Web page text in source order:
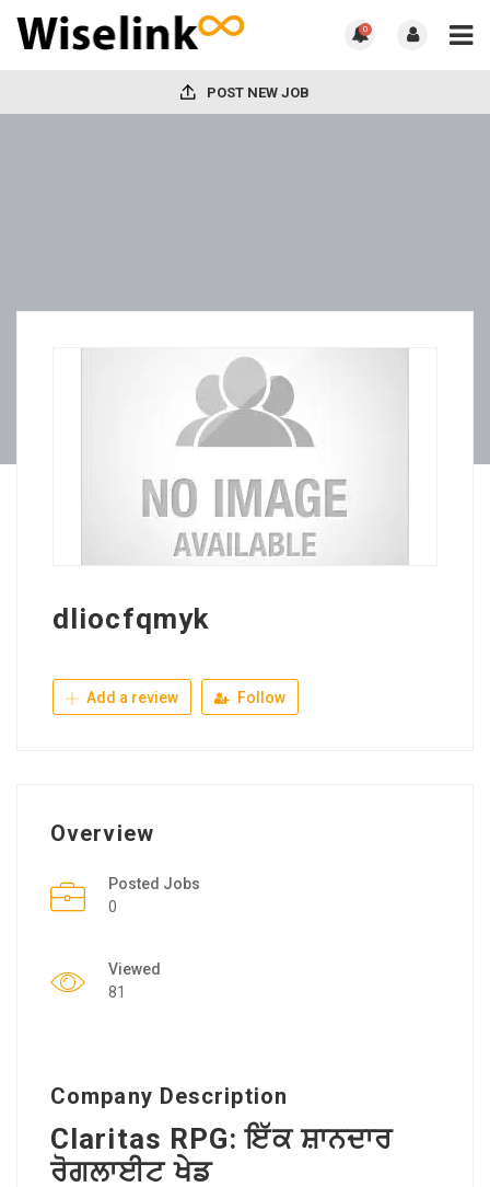
0
POST NEW JOB
dliocfqmyk
Add a review Follow
Overview
Posted Jobs
0
Viewed
81
Company Description
Claritas RPG: ਇੱਕ ਸ਼ਾਨਦਾਰ
ਰੋਗਲਾਈਟ ਖੇਡ